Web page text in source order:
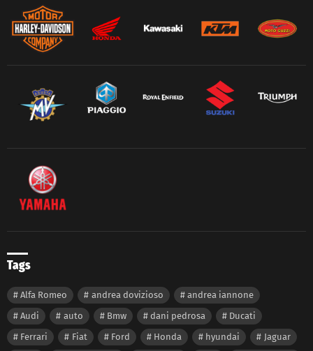
Tags
Alfa Romeo andrea dovizioso
andrea iannone
Audi
auto Bmw dani pedrosa
Ducati
Ferrari
Fiat Ford Honda hyundai
Jaguar